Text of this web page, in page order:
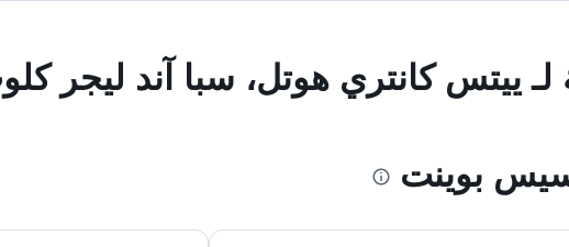
ييتس كانتري هوتل، سبا آند ليجر
بوينت